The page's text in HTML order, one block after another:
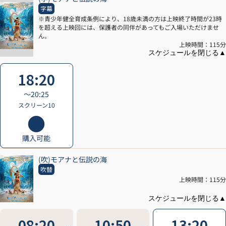
字幕
※青少年健全育成条例により、18歳未満の方は上映終了時間が23時
を超える上映回には、保護者の同伴があってもご入場いただけませ
ん。
上映時間：115分
18:20
〜20:25
スクリーン10
購入可能
(吹)モアナと伝説の海
吹替
上映時間：115分